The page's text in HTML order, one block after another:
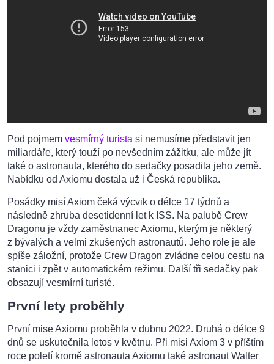
Pod pojmem vesmírný turista si nemusíme představit jen
miliardáře, který touží po nevšedním zážitku, ale může jít
také o astronauta, kterého do sedačky posadila jeho země.
Nabídku od Axiomu dostala už i Česká republika.
Posádky misí Axiom čeká výcvik o délce 17 týdnů a
následně zhruba desetidenní let k ISS. Na palubě Crew
Dragonu je vždy zaměstnanec Axiomu, kterým je některý
z bývalých a velmi zkušených astronautů. Jeho role je ale
spíše záložní, protože Crew Dragon zvládne celou cestu na
stanici i zpět v automatickém režimu. Další tři sedačky pak
obsazují vesmírní turisté.
První lety proběhly
První mise Axiomu proběhla v dubnu 2022. Druhá o délce 9
dnů se uskutečnila letos v květnu. Při misi Axiom 3 v příštím
roce poletí kromě astronauta Axiomu také astronaut Walter